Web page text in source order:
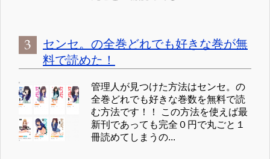
センセ。の全巻どれでも好きな巻が無
料で読めた！
管理人が見つけた方法はセンセ。の
全巻どれでも好きな巻数を無料で読
む方法です！！ この方法を使えば最
新刊であっても完全０円で丸ごと１
冊読めてしまうの...